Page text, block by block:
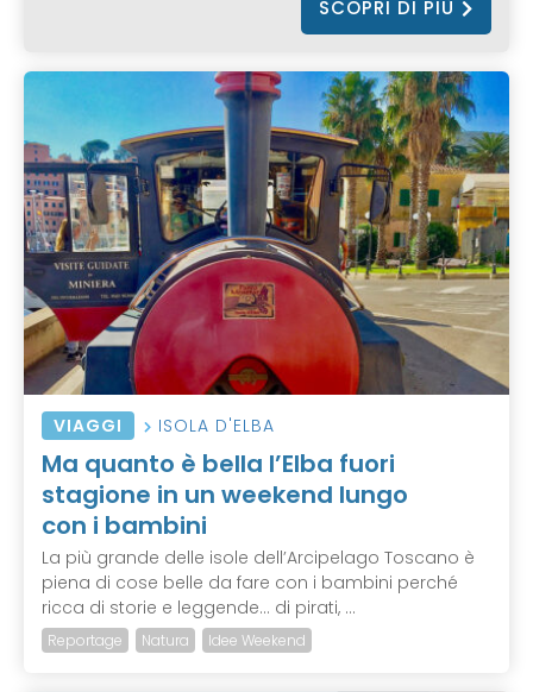
SCOPRI DI PIÙ
VIAGGI ISOLA D'ELBA
Ma quanto è bella l’Elba fuori
stagione in un weekend lungo
con i bambini
La più grande delle isole dell’Arcipelago Toscano è
piena di cose belle da fare con i bambini perché
ricca di storie e leggende… di pirati, ...
Reportage Natura Idee Weekend